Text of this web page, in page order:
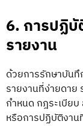
6. การปฏิ
รายงาน
ด้วยการรักษาบัน
รายงานที่ง่ายดาย
กำหนด กฎระเบีย
หรือการปฏิบัติงาน